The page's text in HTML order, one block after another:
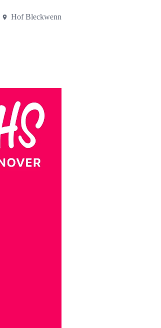
Hof Bleckwenn